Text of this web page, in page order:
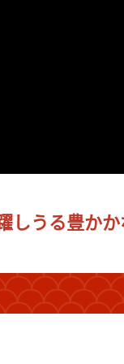
しうる豊か